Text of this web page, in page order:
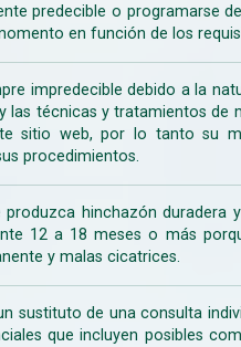
predecible o programarse
en función de los
impredecible debido a la
las técnicas y tratamientos
sitio web, por lo tanto su
procedimientos.
hinchazón
12 a 18 meses o más
y malas cicatrices.
sustituto de una consulta
que incluyen posibles